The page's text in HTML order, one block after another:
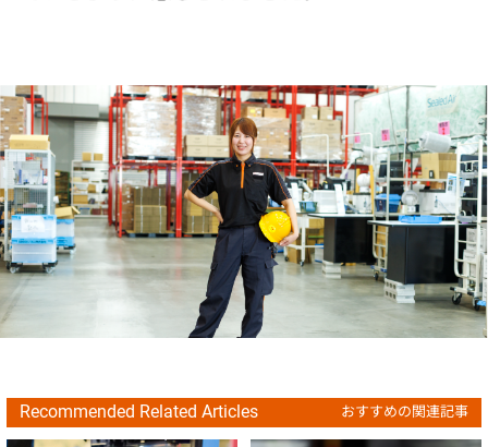
Recommended Related Articles おすすめの関連記事